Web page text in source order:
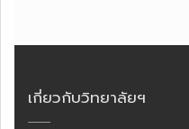
เกี่ยวกับวิทยาลัยฯ